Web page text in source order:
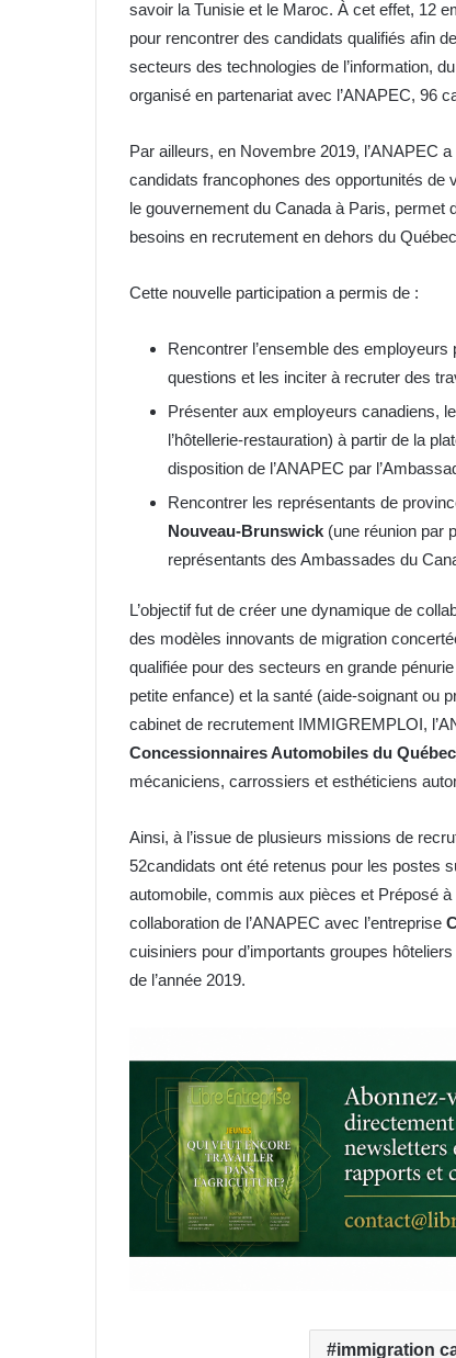
savoir la Tunisie et le Maroc. À cet effet, 12
pour rencontrer des candidats qualifiés afin
secteurs des technologies de l’information,
organisé en partenariat avec l’ANAPEC, 96
Par ailleurs, en Novembre 2019, l’ANAPEC
candidats francophones des opportunités de
le gouvernement du Canada à Paris,
besoins en recrutement en dehors du
Cette nouvelle participation a permis de :
Rencontrer l’ensemble des
questions et les inciter à recruter des
Présenter aux employeurs canadiens,
l’hôtellerie-restauration) à partir de la
disposition de l’ANAPEC par
Rencontrer les représentants de
Nouveau-Brunswick (une réunion par
représentants des Ambassades du
L’objectif fut de créer une dynamique de
des modèles innovants de migration
qualifiée pour des secteurs en grande
petite enfance) et la santé (aide-soignant ou
cabinet de recrutement IMMIGREMPLOI,
Concessionnaires Automobiles du Québec
mécaniciens, carrossiers et esthéticiens
Ainsi, à l’issue de plusieurs missions de
52candidats ont été retenus pour les postes
automobile, commis aux pièces et Préposé
collaboration de l’ANAPEC avec l’entreprise
cuisiniers pour d’importants groupes
de l’année 2019.
immigration